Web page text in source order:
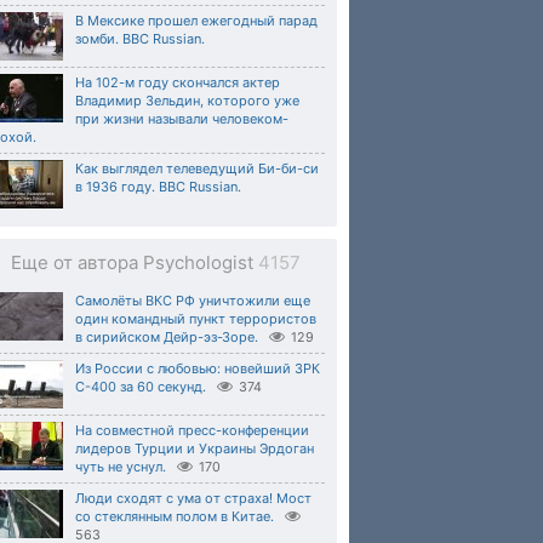
В Мексике прошел ежегодный парад
зомби. BBC Russian.
На 102-м году скончался актер
Владимир Зельдин, которого уже
при жизни называли человеком-
Как выглядел телеведущий Би-би-си
в 1936 году. BBC Russian.
Еще от автора Psychologist 4157
Самолёты ВКС РФ уничтожили еще
один командный пункт террористов
в сирийском Дейр-эз-Зоре.
129
Из России с любовью: новейший ЗРК
С-400 за 60 секунд.
374
На совместной пресс-конференции
лидеров Турции и Украины Эрдоган
чуть не уснул.
170
Люди сходят с ума от страха! Мост
со стеклянным полом в Китае.
563